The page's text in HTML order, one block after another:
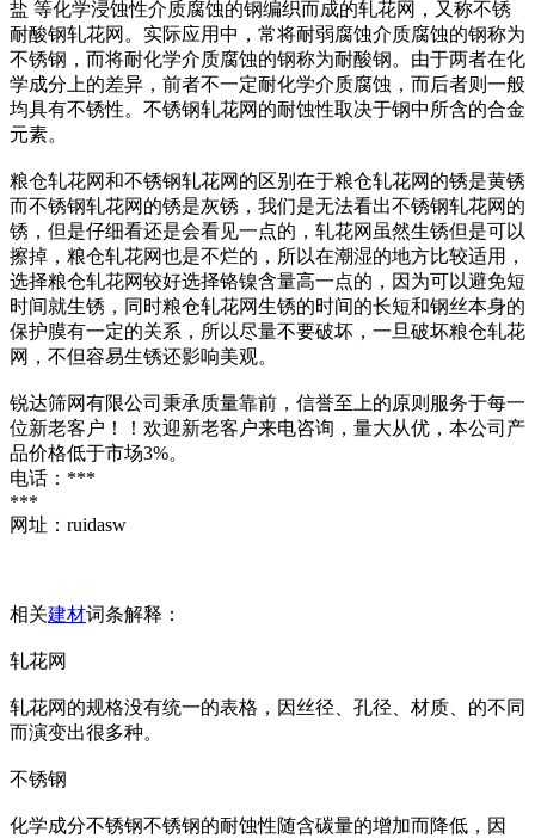
盐 等化学浸蚀性介质腐蚀的钢编织而成的轧花网，又称不锈
耐酸钢轧花网。实际应用中，常将耐弱腐蚀介质腐蚀的钢称为
不锈钢，而将耐化学介质腐蚀的钢称为耐酸钢。由于两者在化
学成分上的差异，前者不一定耐化学介质腐蚀，而后者则一般
均具有不锈性。不锈钢轧花网的耐蚀性取决于钢中所含的合金
元素。
粮仓轧花网和不锈钢轧花网的区别在于粮仓轧花网的锈是黄锈
而不锈钢轧花网的锈是灰锈，我们是无法看出不锈钢轧花网的
锈，但是仔细看还是会看见一点的，轧花网虽然生锈但是可以
擦掉，粮仓轧花网也是不烂的，所以在潮湿的地方比较适用，
选择粮仓轧花网较好选择铬镍含量高一点的，因为可以避免短
时间就生锈，同时粮仓轧花网生锈的时间的长短和钢丝本身的
保护膜有一定的关系，所以尽量不要破坏，一旦破坏粮仓轧花
网，不但容易生锈还影响美观。
锐达筛网有限公司秉承质量靠前，信誉至上的原则服务于每一
位新老客户！！欢迎新老客户来电咨询，量大从优，本公司产
品价格低于市场3%。
电话：***
***
网址：ruidasw
相关建材词条解释：
轧花网
轧花网的规格没有统一的表格，因丝径、孔径、材质、的不同
而演变出很多种。
不锈钢
化学成分不锈钢不锈钢的耐蚀性随含碳量的增加而降低，因